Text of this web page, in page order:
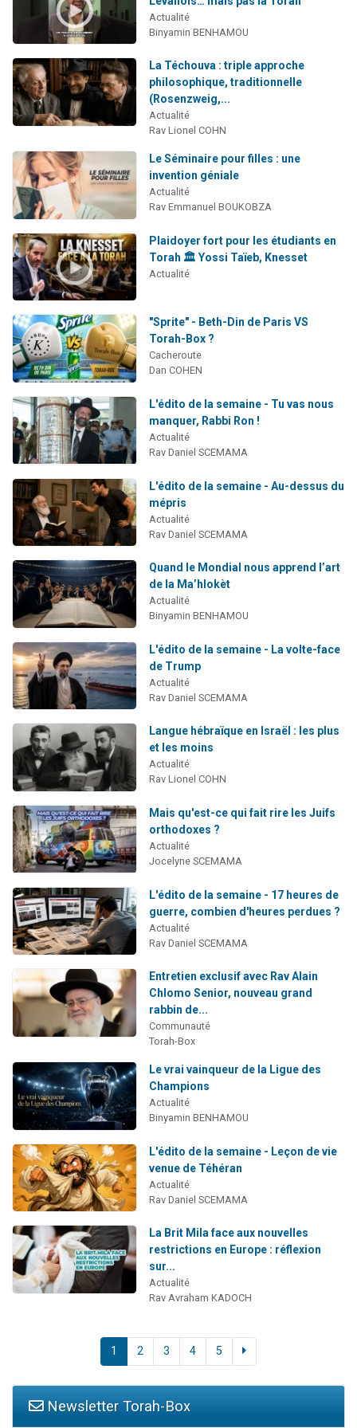
Il reste 49 places pour étudier en groupe sur Zoom
2 nouvelles musiques dans Torah-Box Music
Actualité
Binyamin BENHAMOU
La Téchouva : triple approche
philosophique, traditionnelle
(Rosenzweig,...
Actualité
Rav Lionel COHN
Le Séminaire pour filles : une
invention géniale
Actualité
Rav Emmanuel BOUKOBZA
Plaidoyer fort pour les étudiants en
Torah 🏛️ Yossi Taïeb, Knesset
Actualité
"Sprite" - Beth-Din de Paris VS
Torah-Box ?
Cacheroute
Dan COHEN
L'édito de la semaine - Tu vas nous
manquer, Rabbi Ron !
Actualité
Rav Daniel SCEMAMA
L'édito de la semaine - Au-dessus du
mépris
Actualité
Rav Daniel SCEMAMA
Quand le Mondial nous apprend l’art
de la Ma’hlokèt
Actualité
Binyamin BENHAMOU
L'édito de la semaine - La volte-face
de Trump
Actualité
Rav Daniel SCEMAMA
Langue hébraïque en Israël : les plus
et les moins
Actualité
Rav Lionel COHN
Mais qu'est-ce qui fait rire les Juifs
orthodoxes ?
Actualité
Jocelyne SCEMAMA
L'édito de la semaine - 17 heures de
guerre, combien d'heures perdues ?
Actualité
Rav Daniel SCEMAMA
Entretien exclusif avec Rav Alain
Chlomo Senior, nouveau grand
rabbin de...
Communauté
Torah-Box
Le vrai vainqueur de la Ligue des
Champions
Actualité
Binyamin BENHAMOU
L'édito de la semaine - Leçon de vie
venue de Téhéran
Actualité
Rav Daniel SCEMAMA
La Brit Mila face aux nouvelles
restrictions en Europe : réflexion
sur...
Actualité
Rav Avraham KADOCH
1 2 3 4 5
Newsletter Torah-Box